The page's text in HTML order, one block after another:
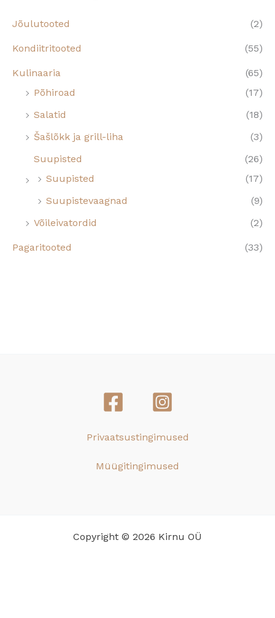
Jõulutooted (2)
Kondiitritooted (55)
Kulinaaria
(65)
Põhiroad
(17)
Salatid
(18)
Šašlõkk ja grill-liha
(3)
Suupisted
(26)
Suupisted
(17)
Suupistevaagnad
(9)
Võileivatordid
(2)
Pagaritooted (33)
Privaatsustingimused
Müügitingimused
Copyright © 2026 Kirnu OÜ